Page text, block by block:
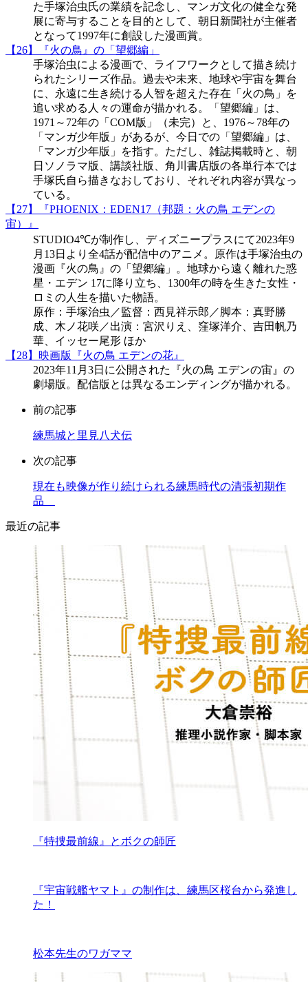
た手塚治虫氏の業績を記念し、マンガ文化の健全な発
展に寄与することを目的として、朝日新聞社が主催者
となって1997年に創設した漫画賞。
【26】『火の鳥』の「望郷編」
手塚治虫による漫画で、ライフワークとして描き続け
られたシリーズ作品。過去や未来、地球や宇宙を舞台
に、永遠に生き続ける人智を超えた存在「火の鳥」を
追い求める人々の運命が描かれる。「望郷編」は、
1971～72年の「COM版」（未完）と、1976～78年の
「マンガ少年版」があるが、今日での「望郷編」は、
「マンガ少年版」を指す。ただし、雑誌掲載時と、朝
日ソノラマ版、講談社版、角川書店版の各単行本では
手塚氏自ら描きなおしており、それぞれ内容が異なっ
ている。
【27】『PHOENIX：EDEN17（邦題：火の鳥 エデンの
宙）』
STUDIO4℃が制作し、ディズニープラスにて2023年9
月13日より全4話が配信中のアニメ。原作は手塚治虫の
漫画『火の鳥』の「望郷編」。地球から遠く離れた惑
星・エデン 17に降り立ち、1300年の時を生きた女性・
ロミの人生を描いた物語。
原作：手塚治虫／監督：西見祥示郎／脚本：真野勝
成、木ノ花咲／出演：宮沢りえ、窪塚洋介、吉田帆乃
華、イッセー尾形 ほか
【28】映画版『火の鳥 エデンの花』
2023年11月3日に公開された『火の鳥 エデンの宙』の
劇場版。配信版とは異なるエンディングが描かれる。
前の記事
練馬城と里見八犬伝
次の記事
現在も映像が作り続けられる練馬時代の清張初期作
品
最近の記事
『特捜最前線』とボクの師匠
『宇宙戦艦ヤマト』の制作は、練馬区桜台から発進し
た！
松本先生のワガママ